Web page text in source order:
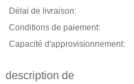
Délai de livraison:
Conditions de paiement:
Capacité d'approvisionnement:
description de